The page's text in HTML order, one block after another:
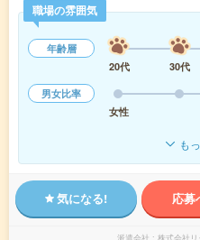
職場の雰囲気
年齢層
20代
30代
男女比率
女性
も
気になる! 応募
派遣会社 株式会社